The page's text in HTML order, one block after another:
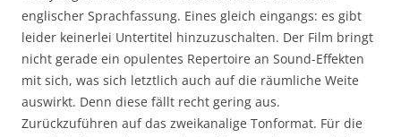
englischer Sprachfassung. Eines gleich eingangs: es gibt
leider keinerlei Untertitel hinzuzuschalten. Der Film bringt
nicht gerade ein opulentes Repertoire an Sound-Effekten
mit sich, was sich letztlich auch auf die räumliche Weite
auswirkt. Denn diese fällt recht gering aus.
Zurückzuführen auf das zweikanalige Tonformat. Für die